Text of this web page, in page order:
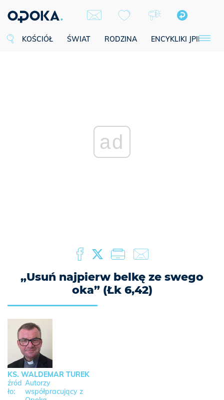
KOŚCIÓŁ ŚWIAT RODZINA ENCYKLIKI JPII
ad
„Usuń najpierw belkę ze swego
oka” (Łk 6,42)
KS. WALDEMAR TUREK
Autorzy
współpracujący z